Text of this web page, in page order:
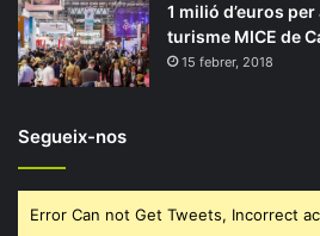
1 milió d’euros
turisme MICE de
15 febrer, 2018
Segueix-nos
Error Can not Get Tweets, Incorrect